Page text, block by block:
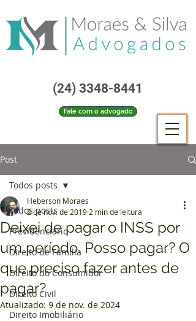
Fale com o advogado
(24) 3348-8441
Post
Todos posts
Previdenciário
Direito de Família
Direito do Consumidor
Direito Civil
Direito Imobiliário
Todos posts
Deixei de pagar o INSS por
um período. Posso pagar? O
que preciso fazer antes de
pagar?
Heberson Moraes
2 de nov. de 2019 2 min de leitura
Atualizado: 9 de nov. de 2024